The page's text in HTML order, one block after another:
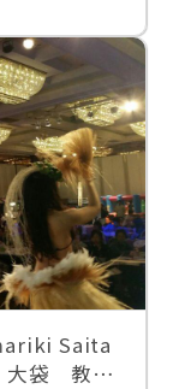
Saita
大袋 教